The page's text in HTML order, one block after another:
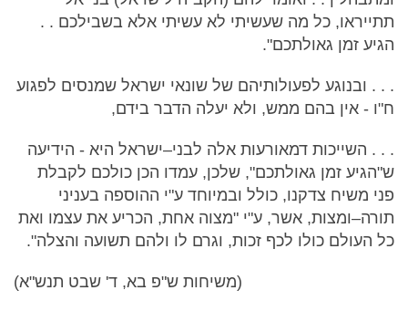
תתייראו, כל מה שעשיתי לא עשיתי אלא בשבילכם . .
הגיע זמן גאולתכם".
. . . ובנוגע לפעולותיהם של שונאי ישראל שמנסים לפגוע
ח"ו - אין בהם ממש, ולא יעלה הדבר בידם,
. . . השייכות דמאורעות אלה לבני–ישראל היא - הידיעה
ש"הגיע זמן גאולתכם", שלכן, עמדו הכן כולכם לקבלת
פני משיח צדקנו, כולל ובמיוחד ע"י ההוספה בעניני
תורה–ומצות, אשר, ע"י "מצוה אחת, הכריע את עצמו ואת
כל העולם כולו לכף זכות, וגרם לו ולהם תשועה והצלה".
(משיחות ש"פ בא, ד' שבט תנש"א)